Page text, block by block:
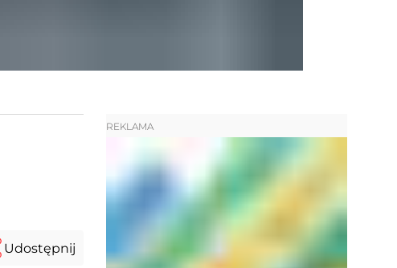
Udostępnij
REKLAMA